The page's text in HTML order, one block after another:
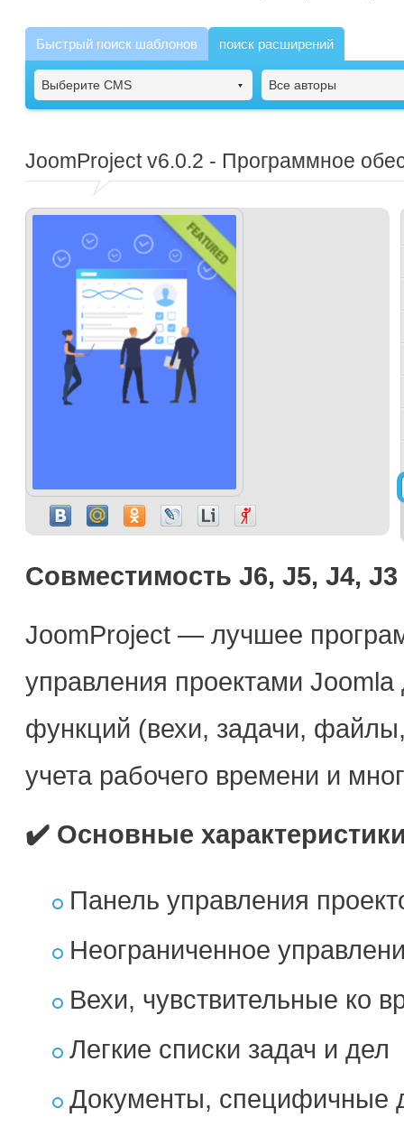
Быстрый поиск шаблонов поиск расширений
Выберите CMS Все авторы
JoomProjectv6.0.2 - Программное
Совместимость J6, J5, J4, J3
JoomProject — лучшее
управления проектами
функций (вехи, задачи,
учета рабочего времени и
✔️ Основные
Панель управления
Неограниченное
Вехи, чувствительные ко
Легкие списки задач и дел
Документы, специфичные